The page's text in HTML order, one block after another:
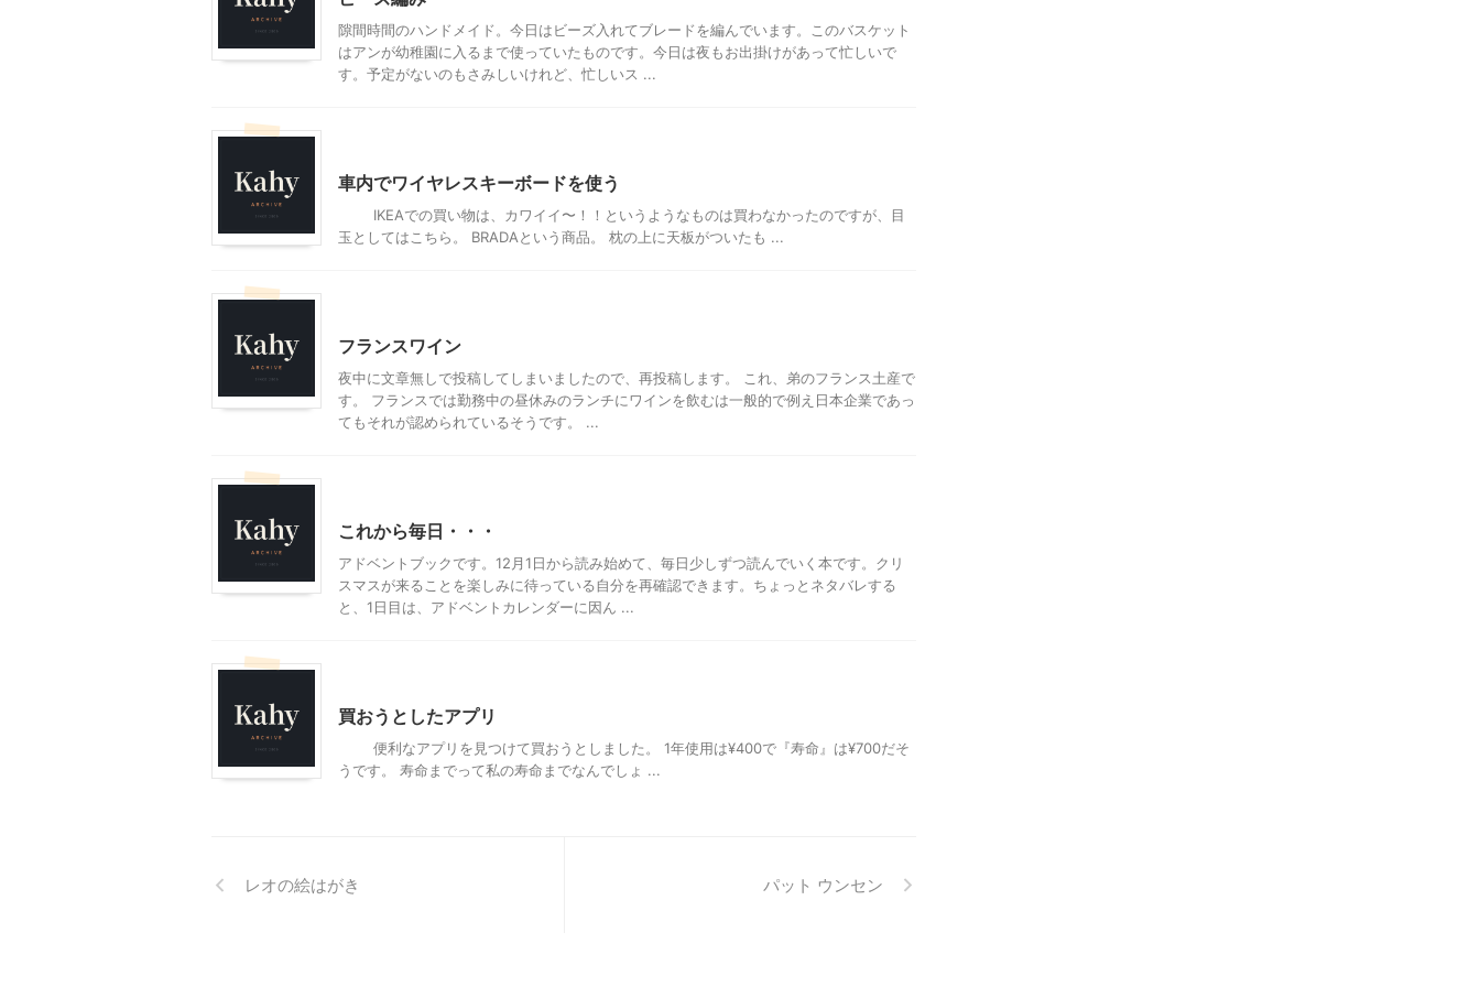
隙間時間のハンドメイド。今日はビーズ入れてブレードを編んでいます。このバスケット
はアンが幼稚園に入るまで使っていたものです。今日は夜もお出掛けがあって忙しいで
す。予定がないのもさみしいけれど、忙しいス ...
車内でワイヤレスキーボードを使う
IKEAでの買い物は、カワイイ〜！！というようなものは買わなかったのですが、目
玉としてはこちら。 BRADAという商品。 枕の上に天板がついたも ...
フランスワイン
夜中に文章無しで投稿してしまいましたので、再投稿します。 これ、弟のフランス土産で
す。 フランスでは勤務中の昼休みのランチにワインを飲むは一般的で例え日本企業であっ
てもそれが認められているそうです。 ...
これから毎日・・・
アドベントブックです。12月1日から読み始めて、毎日少しずつ読んでいく本です。クリ
スマスが来ることを楽しみに待っている自分を再確認できます。ちょっとネタバレする
と、1日目は、アドベントカレンダーに因ん ...
買おうとしたアプリ
便利なアプリを見つけて買おうとしました。 1年使用は¥400で『寿命』は¥700だそ
うです。 寿命までって私の寿命までなんでしょ ...
レオの絵はがき パット ウンセン